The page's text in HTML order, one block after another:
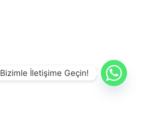
Bizimle İletişime Geçin!